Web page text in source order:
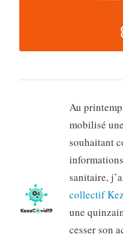
Au
mobilisé
souhaitant
sanitaire,
collectif
une
cesser son